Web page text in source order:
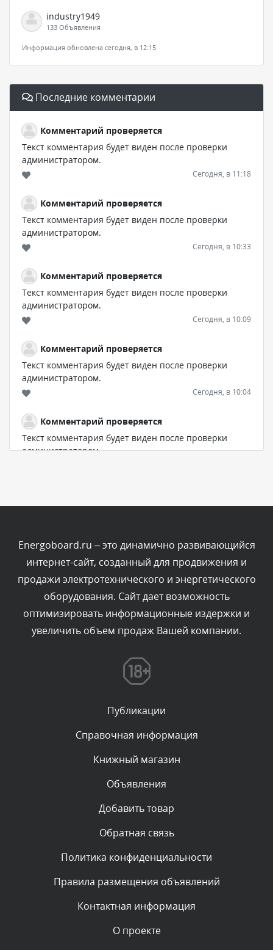
industry1949
133 Объявления
Информация обновлена сегодня, в 12:15
Последние комментарии
Комментарий проверяется
Текст комментария будет виден после проверки
администратором.
Сегодня, в 11:18
Комментарий проверяется
Текст комментария будет виден после проверки
администратором.
Сегодня, в 10:33
Комментарий проверяется
Текст комментария будет виден после проверки
администратором.
Сегодня, в 10:09
Комментарий проверяется
Текст комментария будет виден после проверки
администратором.
Сегодня, в 10:04
Комментарий проверяется
Текст комментария будет виден после проверки
администратором.
Комментарий проверяется
Текст комментария будет виден после проверки
администратором.
Сегодня, в 03:35
Комментарий проверяется
Текст комментария будет виден после проверки
Комментарий проверяется
Текст комментария будет виден после проверки
администратором.
Комментарий проверяется
Текст комментария будет виден после проверки
администратором.
Комментарий проверяется
администратором.
Комментарий проверяется
Energoboard.ru – это динамично развивающийся
интернет-сайт, созданный для продвижения и
продажи электротехнического и энергетического
оборудования. Сайт дает возможность
оптимизировать информационные издержки и
увеличить объем продаж Вашей компании.
Публикации
Справочная информация
Книжный магазин
Объявления
Добавить товар
Обратная связь
Политика конфиденциальности
Правила размещения объявлений
Контактная информация
О проекте